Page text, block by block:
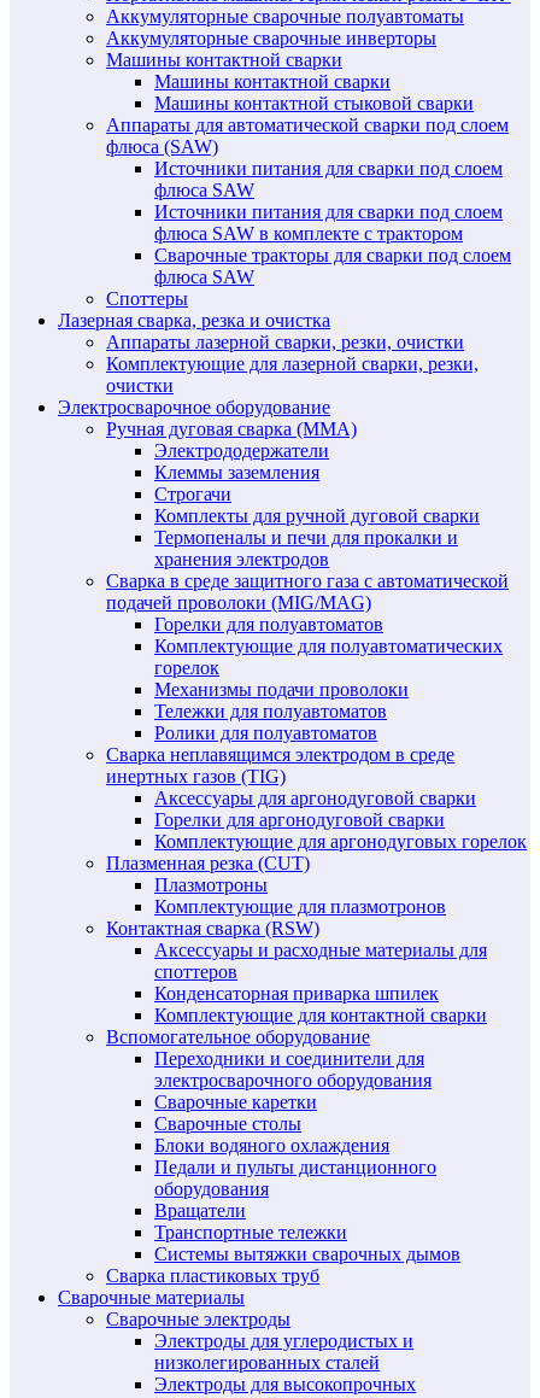
Аккумуляторные сварочные полуавтоматы
Аккумуляторные сварочные инверторы
Машины контактной сварки
Машины контактной сварки
Машины контактной стыковой сварки
Аппараты для автоматической сварки под слоем
флюса (SAW)
Источники питания для сварки под слоем
флюса SAW
Источники питания для сварки под слоем
флюса SAW в комплекте с трактором
Сварочные тракторы для сварки под слоем
флюса SAW
Споттеры
Лазерная сварка, резка и очистка
Аппараты лазерной сварки, резки, очистки
Комплектующие для лазерной сварки, резки,
очистки
Электросварочное оборудование
Ручная дуговая сварка (MMA)
Электрододержатели
Клеммы заземления
Строгачи
Комплекты для ручной дуговой сварки
Термопеналы и печи для прокалки и
хранения электродов
Сварка в среде защитного газа с автоматической
подачей проволоки (MIG/MAG)
Горелки для полуавтоматов
Комплектующие для полуавтоматических
горелок
Механизмы подачи проволоки
Тележки для полуавтоматов
Ролики для полуавтоматов
Сварка неплавящимся электродом в среде
инертных газов (TIG)
Аксессуары для аргонодуговой сварки
Горелки для аргонодуговой сварки
Комплектующие для аргонодуговых горелок
Плазменная резка (CUT)
Плазмотроны
Комплектующие для плазмотронов
Контактная сварка (RSW)
Аксессуары и расходные материалы для
споттеров
Конденсаторная приварка шпилек
Комплектующие для контактной сварки
Вспомогательное оборудование
Переходники и соединители для
электросварочного оборудования
Сварочные каретки
Сварочные столы
Блоки водяного охлаждения
Педали и пульты дистанционного
оборудования
Вращатели
Транспортные тележки
Системы вытяжки сварочных дымов
Сварка пластиковых труб
Сварочные материалы
Сварочные электроды
Электроды для углеродистых и
низколегированных сталей
Электроды для высокопрочных